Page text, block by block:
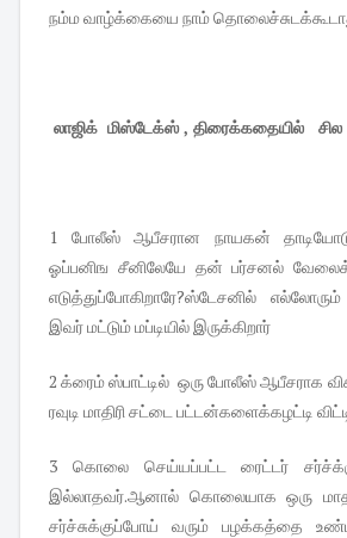
நம்ம வாழ்க்கையை நாம்
லாஜிக் மிஸ்டேக்ஸ் , திரைக்கதையில்
1 போலீஸ் ஆபீசரான நாயகன் தாடியோடு
ஓப்பனிங சீனிலேயே தன் பர்சனல்
எடுத்துப்போகிறாரே?ஸ்டேசனில் எல்லோரும்
இவர் மட்டும் மப்டியில் இருக்கிறார்
2 க்ரைம் ஸ்பாட்டில் ஒரு போலீஸ் ஆபீசராக
ரவுடி மாதிரி சட்டை பட்டன்களைக்கழட்டி
3 கொலை செய்யப்பட்ட ரைட்டர்
இல்லாதவர்.ஆனால் கொலையாக ஒரு
சர்ச்சுக்குப்போய் வரும் பழக்கத்தை